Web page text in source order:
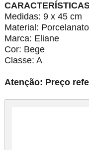
Medidas: 9 x 45 cm
Material: Porcelanato
Marca: Eliane
Cor: Bege
Classe: A
Atenção: Preço